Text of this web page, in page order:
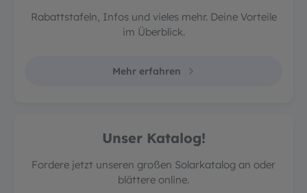
Rabattstafeln, Infos und vieles mehr. Deine Vorteile
im Überblick.
Mehr erfahren
Unser Katalog!
Fordere jetzt unseren großen Solarkatalog an oder
blättere online.